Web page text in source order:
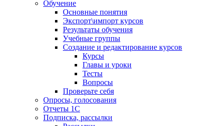
Обучение
Основные понятия
Экспорт\импорт курсов
Результаты обучения
Учебные группы
Создание и редактирование курсов
Курсы
Главы и уроки
Тесты
Вопросы
Проверьте себя
Опросы, голосования
Отчеты 1С
Подписка, рассылки